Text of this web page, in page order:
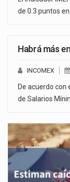
de 0.3 puntos
Habrá más
INCOMEX
De acuerdo con
de Salarios